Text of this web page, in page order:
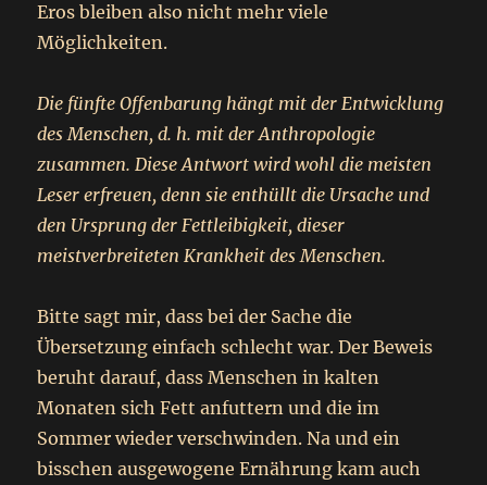
Eros bleiben also nicht mehr viele
Möglichkeiten.
Die fünfte Offenbarung hängt mit der Entwicklung
des Menschen, d. h. mit der Anthropologie
zusammen. Diese Antwort wird wohl die meisten
Leser erfreuen, denn sie enthüllt die Ursache und
den Ursprung der Fettleibigkeit, dieser
meistverbreiteten Krankheit des Menschen.
Bitte sagt mir, dass bei der Sache die
Übersetzung einfach schlecht war. Der Beweis
beruht darauf, dass Menschen in kalten
Monaten sich Fett anfuttern und die im
Sommer wieder verschwinden. Na und ein
bisschen ausgewogene Ernährung kam auch